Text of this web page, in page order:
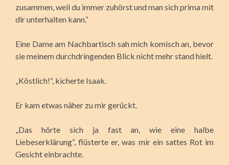
zusammen, weil du immer zuhörst und man sich prima mit
dir unterhalten kann.“
Eine Dame am Nachbartisch sah mich komisch an, bevor
sie meinem durchdringenden Blick nicht mehr stand hielt.
„Köstlich!“, kicherte Isaak.
Er kam etwas näher zu mir gerückt.
„Das hörte sich ja fast an, wie eine halbe
Liebeserklärung“, flüsterte er, was mir ein sattes Rot im
Gesicht einbrachte.